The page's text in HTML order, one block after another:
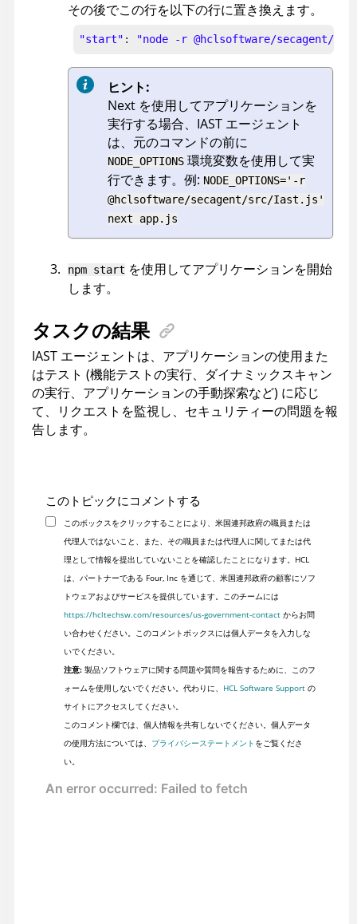
その後でこの行を以下の行に置き換えます。
"start" : "node -r @hclsoftware/secagent/
ヒント:
Next を使用してアプリケーションを
実行する場合、IAST エージェント
は、元のコマンドの前に
NODE_OPTIONS 環境変数を使用して実
行できます。例: NODE_OPTIONS='-r
@hclsoftware/secagent/src/Iast.js'
next app.js
npm start を使用してアプリケーションを開始
します。
タスクの結果
IAST エージェントは、アプリケーションの使用また
はテスト (機能テストの実行、ダイナミックスキャン
の実行、アプリケーションの手動探索など) に応じ
て、リクエストを監視し、セキュリティーの問題を報
告します。
このトピックにコメントする
このボックスをクリックすることにより、米国連邦政府の職員または
代理人ではないこと、また、その職員または代理人に関してまたは代
理として情報を提出していないことを確認したことになります。HCL
は、パートナーである Four, Inc を通じて、米国連邦政府の顧客にソフ
トウェアおよびサービスを提供しています。このチームには
https://hcltechsw.com/resources/us-government-contactからお問
い合わせください。このコメントボックスには個人データを入力しな
いでください。
注意:製品ソフトウェアに関する問題や質問を報告するために、このフ
ォームを使用しないでください。代わりに、 HCL Software Supportの
サイトにアクセスしてください。
このコメント欄では、個人情報を共有しないでください。個人データ
の使用方法については、 プライバシーステートメント をご覧くださ
い。